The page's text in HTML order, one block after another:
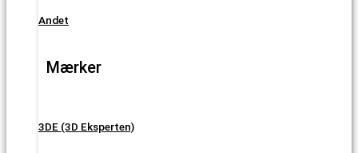
Andet
Mærker
3DE (3D Eksperten)